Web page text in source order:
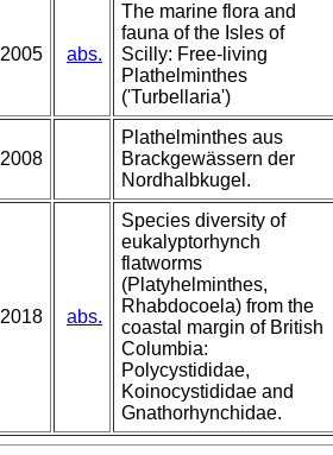
2005 abs.
The marine flora and
fauna of the Isles of
Scilly: Free-living
Plathelminthes
('Turbellaria')
2008
Plathelminthes aus
Brackgewässern der
Nordhalbkugel.
2018 abs.
Species diversity of
eukalyptorhynch
flatworms
(Platyhelminthes,
Rhabdocoela) from the
coastal margin of British
Columbia:
Polycystididae,
Koinocystididae and
Gnathorhynchidae.